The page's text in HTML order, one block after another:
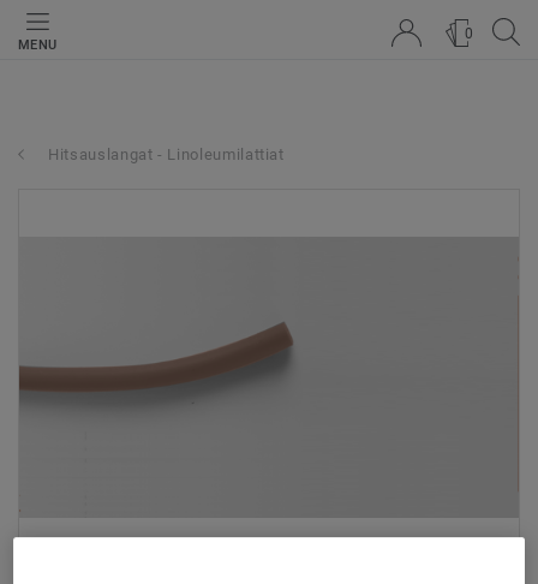
MENU
0
Hitsauslangat - Linoleumilattiat